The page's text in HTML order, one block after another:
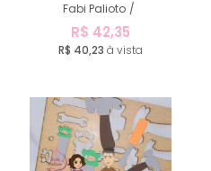
Fabi Palioto /
R$ 42,35
R$ 40,23 à vista